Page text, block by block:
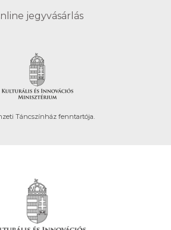
jegyvásárlás
Táncszínház fenntartója.